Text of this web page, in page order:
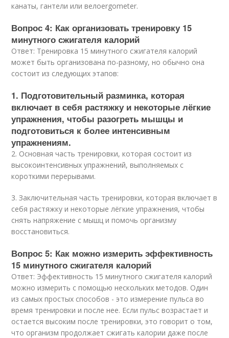
канаты, гантели или велоergometer.
Вопрос 4: Как организовать тренировку 15
минутного сжигателя калорий
Ответ: Тренировка 15 минутного сжигателя калорий
может быть организована по-разному, но обычно она
состоит из следующих этапов:
1. Подготовительный разминка, которая
включает в себя растяжку и некоторые лёгкие
упражнения, чтобы разогреть мышцы и
подготовиться к более интенсивным
упражнениям.
2. Основная часть тренировки, которая состоит из
высокоинтенсивных упражнений, выполняемых с
короткими перерывами.
3. Заключительная часть тренировки, которая включает в
себя растяжку и некоторые лёгкие упражнения, чтобы
снять напряжение с мышц и помочь организму
восстановиться.
Вопрос 5: Как можно измерить эффективность
15 минутного сжигателя калорий
Ответ: Эффективность 15 минутного сжигателя калорий
можно измерить с помощью нескольких методов. Один
из самых простых способов - это измерение пульса во
время тренировки и после нее. Если пульс возрастает и
остается высоким после тренировки, это говорит о том,
что организм продолжает сжигать калории даже после